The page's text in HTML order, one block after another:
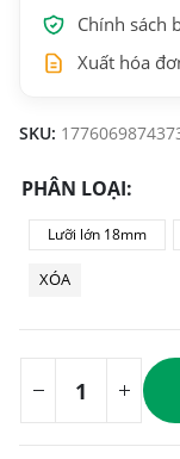
Chính sách
Xuất hóa
SKU:
PHÂN LOẠI
Lưỡi lớn 18mm
XÓA